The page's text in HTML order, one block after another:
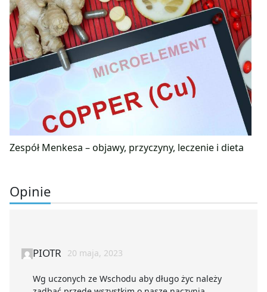
Zespół Menkesa – objawy, przyczyny, leczenie i dieta
Opinie
PIOTR 20 maja, 2023
Wg uczonych ze Wschodu aby długo życ należy